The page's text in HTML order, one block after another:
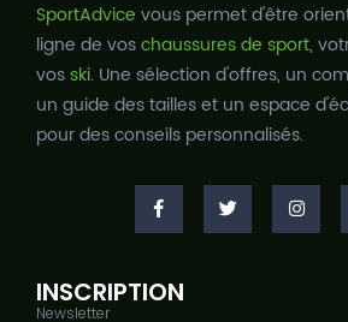
SportAdvice vous permet d'être
ligne de voschaussures de sport,
vosski. Une sélection d'offres, un
un guide des tailles et un espace
pour des conseils personnalisés.
INSCRIPTION
Newsletter